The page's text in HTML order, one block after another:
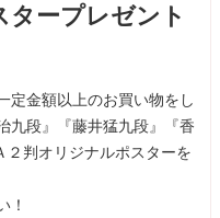
タープレゼント
定金額以上のお買い物をし
九段』『藤井猛九段』『香
２判オリジナルポスターを
！